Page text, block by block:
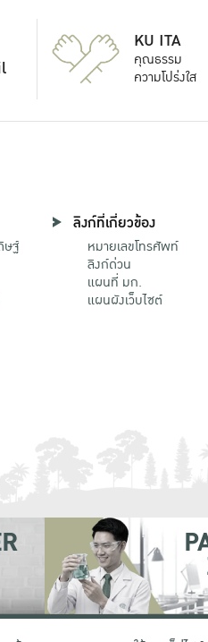
KU ITA
คุณธรรม
ความโปร่งใส
ษฐ์
ลิงก์ที่เกี่ยวข้อง
หมายเลขโทรศัพท์
ลิงก์ด่วน
แผนที่ มก.
แผนผังเว็บไซต์